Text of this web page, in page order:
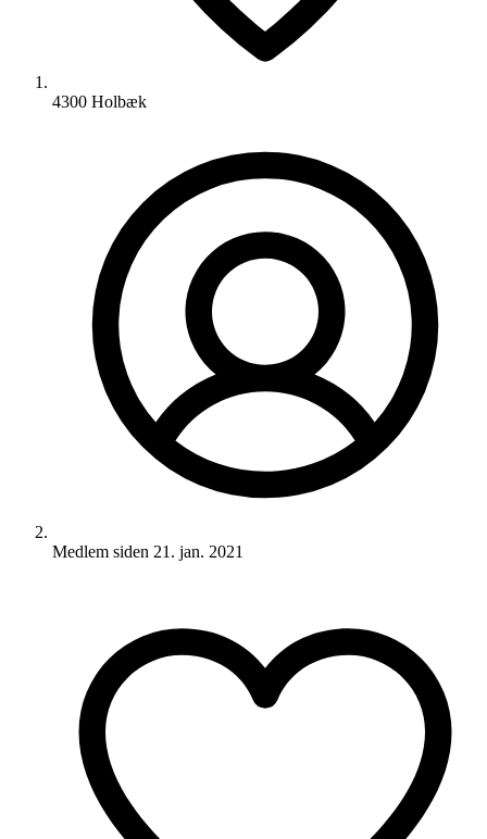
4300 Holbæk
Medlem siden 21. jan. 2021